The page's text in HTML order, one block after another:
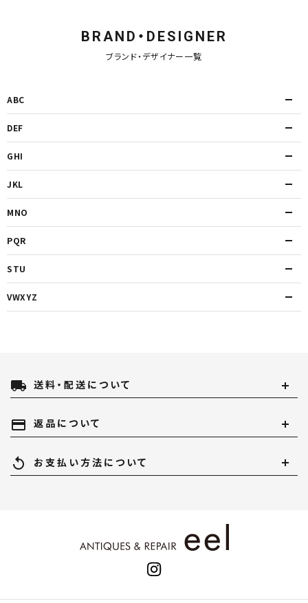
BRAND・DESIGNER
ブランド・デザイナー一覧
ABC
DEF
GHI
JKL
MNO
PQR
STU
VWXYZ
local_shipping 送料・配送について
payment 返品について
replay お支払い方法について